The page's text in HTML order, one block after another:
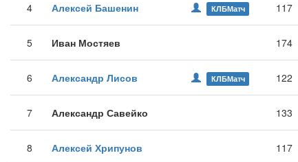
4 КЛБМатч
Алексей Башенин 117
5 Иван Мостяев 174
6 КЛБМатч
Александр Лисов 122
7 Александр Савейко 133
8 Алексей Хрипунов 117